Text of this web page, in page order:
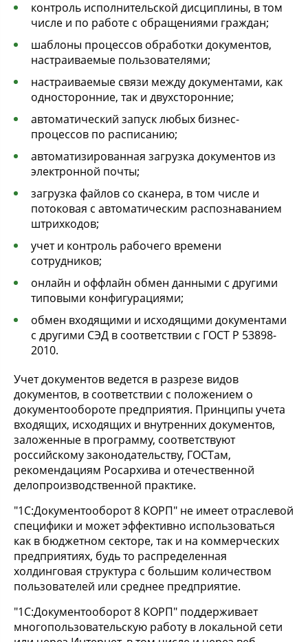
контроль исполнительской дисциплины, в том
числе и по работе с обращениями граждан;
шаблоны процессов обработки документов,
настраиваемые пользователями;
настраиваемые связи между документами, как
односторонние, так и двухсторонние;
автоматический запуск любых бизнес-
процессов по расписанию;
автоматизированная загрузка документов из
электронной почты;
загрузка файлов со сканера, в том числе и
потоковая с автоматическим распознаванием
штрихкодов;
учет и контроль рабочего времени
сотрудников;
онлайн и оффлайн обмен данными с другими
типовыми конфигурациями;
обмен входящими и исходящими документами
с другими СЭД в соответствии с ГОСТ Р 53898-
2010.
Учет документов ведется в разрезе видов
документов, в соответствии с положением о
документообороте предприятия. Принципы учета
входящих, исходящих и внутренних документов,
заложенные в программу, соответствуют
российскому законодательству, ГОСТам,
рекомендациям Росархива и отечественной
делопроизводственной практике.
"1С:Документооборот 8 КОРП" не имеет отраслевой
специфики и может эффективно использоваться
как в бюджетном секторе, так и на коммерческих
предприятиях, будь то распределенная
холдинговая структура с большим количеством
пользователей или среднее предприятие.
"1С:Документооборот 8 КОРП" поддерживает
многопользовательскую работу в локальной сети